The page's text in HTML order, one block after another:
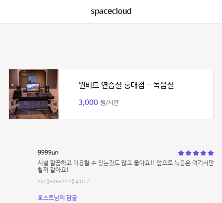
spacecloud
원비트 연습실 홍대점 - 녹음실
3,000 원/시간
9999un
시설 깔끔하고 이용할 수 있는것도 많고 좋아요!! 앞으로 녹음은 여기서만
할꺼 같아요!
2023-06-22 23:41:17
호스트님의 답글